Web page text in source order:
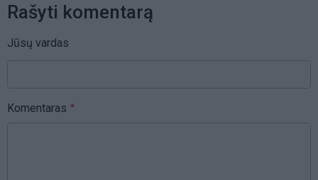
Rašyti komentarą
Jūsų vardas
Komentaras